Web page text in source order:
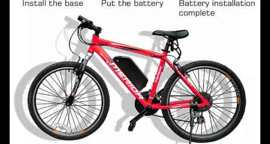
OEM/ODM Được chào đón
36V15AH [trong nước 2500] bao gồm
bộ sạc, 36V15AH [LG2600] bao gồm bộ
sạc, 36V15AH [Samsung 2600] bao
gồm bộ sạc, 48V13AH
[trong nước 2500] bao gồm bộ sạc,
48V13AH [LG2600] bao gồm bộ sạc,